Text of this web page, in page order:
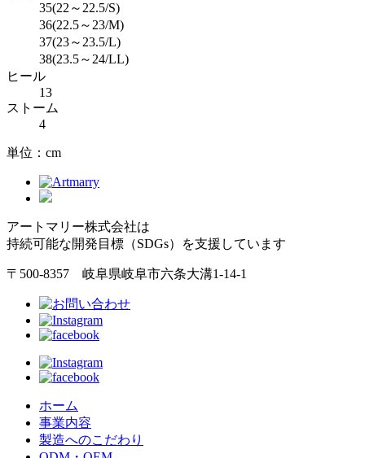
35(22～22.5/S)
36(22.5～23/M)
37(23～23.5/L)
38(23.5～24/LL)
ヒール
13
ストーム
4
単位：cm
アートマリー株式会社は
持続可能な開発目標（SDGs）を支援しています
〒500-8357 岐阜県岐阜市六条大溝1-14-1
ホーム
事業内容
製造へのこだわり